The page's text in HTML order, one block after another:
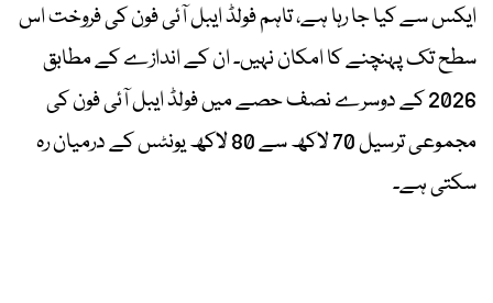
ایکس سے کیا جا رہا ہے، تاہم فولڈ ایبل آئی فون کی فروخت اس
سطح تک پہنچنے کا امکان نہیں۔ ان کے اندازے کے مطابق
2026 کے دوسرے نصف حصے میں فولڈ ایبل آئی فون کی
مجموعی ترسیل 70 لاکھ سے 80 لاکھ یونٹس کے درمیان رہ
سکتی ہے۔